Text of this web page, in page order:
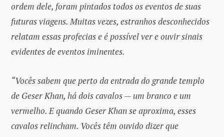
ordem dele, foram pintados todos os eventos de suas
futuras viagens. Muitas vezes, estranhos desconhecidos
relatam essas profecias e é possível ver e ouvir sinais
evidentes de eventos iminentes.
“Vocês sabem que perto da entrada do grande templo
de Geser Khan, há dois cavalos — um branco e um
vermelho. E quando Geser Khan se aproxima, esses
cavalos relincham. Vocês têm ouvido dizer que